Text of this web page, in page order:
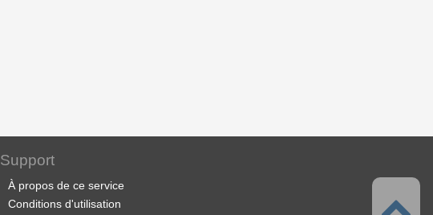
Support
À propos de ce service
Conditions d'utilisation